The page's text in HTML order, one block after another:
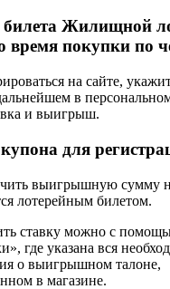
билета Жилищной
время покупки по
на сайте,
в
и выигрыш.
для
выигрышную сумму
лотерейным билетом.
ставку можно с
где указана вся
о выигрышном талоне,
в магазине.